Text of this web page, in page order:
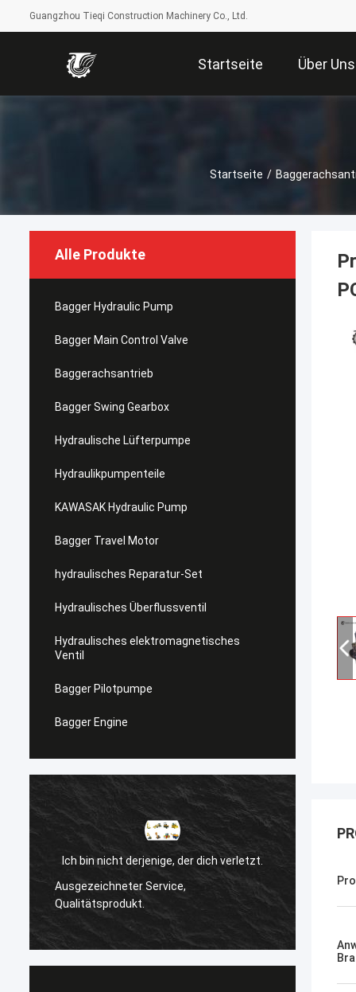
Guangzhou Tieqi Construction Machinery Co., Ltd.
Startseite Über Uns
Startseite /
Alle Produkte
Bagger Hydraulic Pump
Bagger Main Control Valve
Baggerachsantrieb
Bagger Swing Gearbox
Hydraulische Lüfterpumpe
Hydraulikpumpenteile
KAWASAK Hydraulic Pump
Bagger Travel Motor
hydraulisches Reparatur-Set
Hydraulisches Überflussventil
Hydraulisches elektromagnetisches
Ventil
Bagger Pilotpumpe
Bagger Engine
Ich bin nicht derjenige, der dich verletzt.
Ausgezeichneter Service,
Qualitätsprodukt.